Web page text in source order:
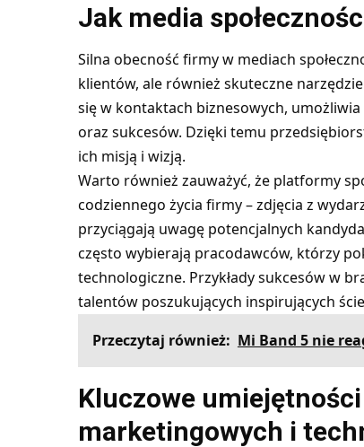
Jak media
Silna obecność firmy w mediach
klientów, ale również skuteczne
się w kontaktach biznesowych,
oraz sukcesów. Dzięki temu
ich misją i wizją.
Warto również zauważyć, że platformy
codziennego życia firmy – zdjęcia z
przyciągają uwagę potencjalnych
często wybierają pracodawców, którzy
technologiczne. Przykłady sukcesów w
talentów poszukujących inspirujących
Przeczytaj również: Mi Band 5 nie
Kluczowe umiejętności
marketingowych i